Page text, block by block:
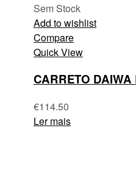
Sem Stock
Add to wishlist
Compare
Quick View
CARRETO
€114.50
Ler mais